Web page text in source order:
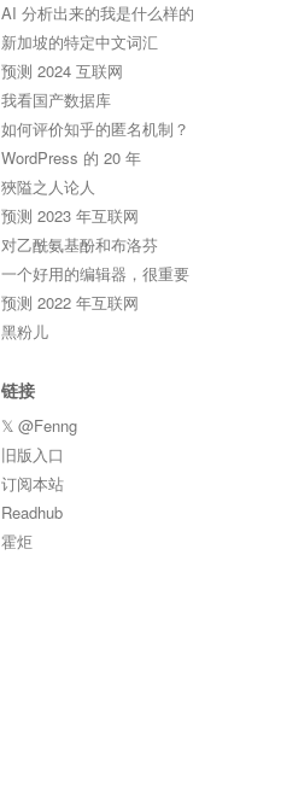
AI 分析出来的我是什么样的
新加坡的特定中文词汇
预测 2024 互联网
我看国产数据库
如何评价知乎的匿名机制？
WordPress 的 20 年
狹隘之人论人
预测 2023 年互联网
对乙酰氨基酚和布洛芬
一个好用的编辑器，很重要
预测 2022 年互联网
黑粉儿
链接
𝕏 @Fenng
旧版入口
订阅本站
Readhub
霍炬